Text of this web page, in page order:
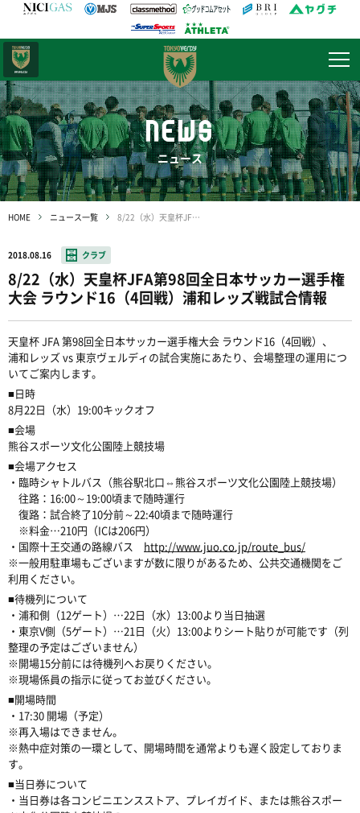
NEWS
ニュース
HOME ニュース一覧 8/22（水）天皇杯JFA第98回全日本サッカー選手権大会 ラウンド16（4回戦）浦和レッズ戦試合情報
2018.08.16 クラブ
8/22（水）天皇杯JFA第98回全日本サッカー選手権
大会 ラウンド16（4回戦）浦和レッズ戦試合情報
天皇杯 JFA 第98回全日本サッカー選手権大会 ラウンド16（4回戦）、
浦和レッズ vs 東京ヴェルディの試合実施にあたり、会場整理の運用につ
いてご案内します。
■日時
8月22日（水）19:00キックオフ
■会場
熊谷スポーツ文化公園陸上競技場
■会場アクセス
・臨時シャトルバス（熊谷駅北口⇔熊谷スポーツ文化公園陸上競技場）
往路：16:00～19:00頃まで随時運行
復路：試合終了10分前～22:40頃まで随時運行
※料金…210円（ICは206円）
・国際十王交通の路線バス http://www.juo.co.jp/route_bus/
※一般用駐車場もございますが数に限りがあるため、公共交通機関をご
利用ください。
■待機列について
・浦和側（12ゲート）…22日（水）13:00より当日抽選
・東京V側（5ゲート）…21日（火）13:00よりシート貼りが可能です（列
整理の予定はございません）
※開場15分前には待機列へお戻りください。
※現場係員の指示に従ってお並びください。
■開場時間
・17:30 開場（予定）
※再入場はできません。
※熱中症対策の一環として、開場時間を通常よりも遅く設定しておりま
す。
■当日券について
・当日券は各コンビニエンスストア、プレイガイド、または熊谷スポー